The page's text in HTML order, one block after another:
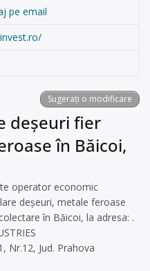
pe email
Sugerați o modificare
deșeuri fier
în Băicoi,
operator economic
deșeuri, metale feroase
în Băicoi, la adresa: .
Nr.12, Jud. Prahova